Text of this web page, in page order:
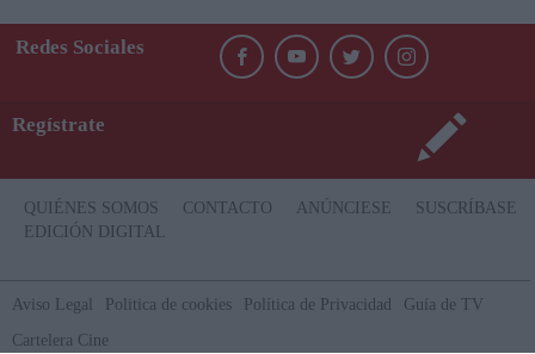
Redes Sociales
Regístrate
QUIÉNES SOMOS CONTACTO ANÚNCIESE
SUSCRÍBASE
EDICIÓN DIGITAL
Aviso Legal Politica de cookies Política de Privacidad
Guía de TV
Cartelera Cine